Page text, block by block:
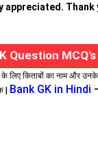
appreciated. Thank
Question MCQ's
के लिए किताबों का नाम और
| Bank GK in Hindi